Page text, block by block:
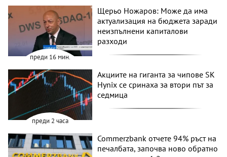
преди 16 мин.
Щерьо Ножаров: Може да има
актуализация на бюджета заради
неизпълнени капиталови
разходи
преди 2 часа
Акциите на гиганта за чипове SK
Hynix се сринаха за втори път за
седмица
Commerzbank отчете 94% ръст на
печалбата, започва ново обратно